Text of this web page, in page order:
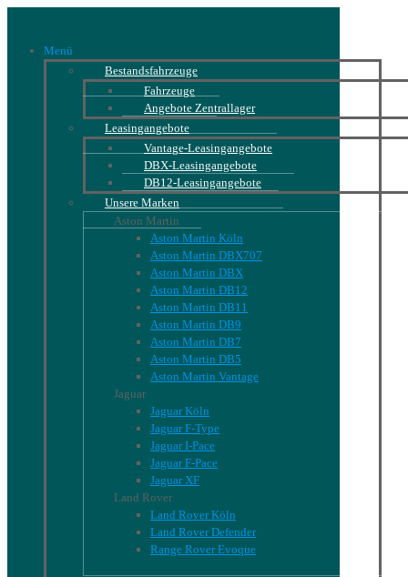
Menü
Bestandsfahrzeuge
Fahrzeuge
Angebote Zentrallager
Leasingangebote
Vantage-Leasingangebote
DBX-Leasingangebote
DB12-Leasingangebote
Unsere Marken
Aston Martin
Aston Martin Köln
Aston Martin DBX707
Aston Martin DBX
Aston Martin DB12
Aston Martin DB11
Aston Martin DB9
Aston Martin DB7
Aston Martin DB5
Aston Martin Vantage
Jaguar
Jaguar Köln
Jaguar F-Type
Jaguar I-Pace
Jaguar F-Pace
Jaguar XF
Land Rover
Land Rover Köln
Land Rover Defender
Range Rover Evoque